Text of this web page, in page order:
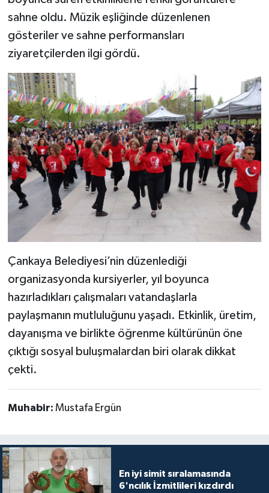
sahne oldu. Müzik eşliğinde düzenlenen
gösteriler ve sahne performansları
ziyaretçilerden ilgi gördü.
Çankaya Belediyesi’nin düzenlediği
organizasyonda kursiyerler, yıl boyunca
hazırladıkları çalışmaları vatandaşlarla
paylaşmanın mutluluğunu yaşadı. Etkinlik, üretim,
dayanışma ve birlikte öğrenme kültürünün öne
çıktığı sosyal buluşmalardan biri olarak dikkat
çekti.
Muhabir: Mustafa Ergün
En iyi simit sıralamasında
6'ncılık İzmitlileri kızdırdı